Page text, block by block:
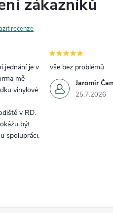
recenze
jednání je v
mě
vinylové
v RD.
být
spolupráci.
Jaromir
25.7.2026
vše bez problémů